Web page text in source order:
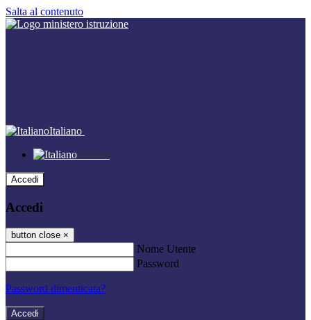
Salta al contenuto
Italiano
Italiano
Accedi
Accedi
button close ×
Nome Utente
Password
Password dimenticata?